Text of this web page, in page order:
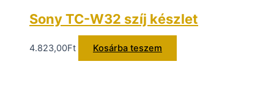
Sony TC-W32 szíj készlet
4.823,00Ft Kosárba teszem